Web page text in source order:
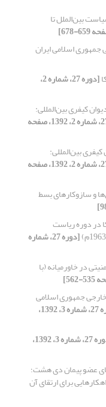
بین‌الملل تا
اسلامی ایران
[دوره 27، شماره 2،
کیفری بین‌المللی:
[دوره 27، شماره 2، 1392، صفحه
کیفری بین‌المللی:
[دوره 27، شماره 2، 1392، صفحه
و ‏سازوکارهای بسط
در دوره ‏ریاست
[دوره 27، شماره
در ‏خاورمیانه (با
‏جمهوری اسلامی
[دوره 27، شماره 3، 1392،
[دوره 27، شماره 3، 1392،
عضو پیمان دی‏ هشت؛
برای ارتقای آن